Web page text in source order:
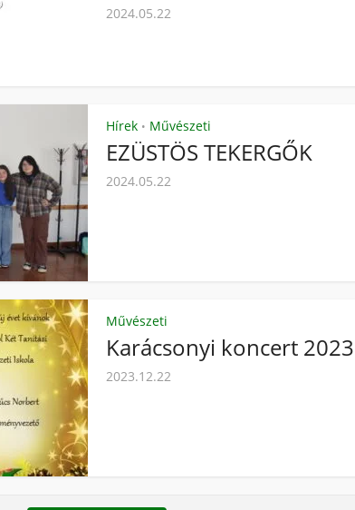
2024.05.22
Hírek • Művészeti
EZÜSTÖS TEKERGŐK
2024.05.22
Művészeti
Karácsonyi koncert 2023
2023.12.22